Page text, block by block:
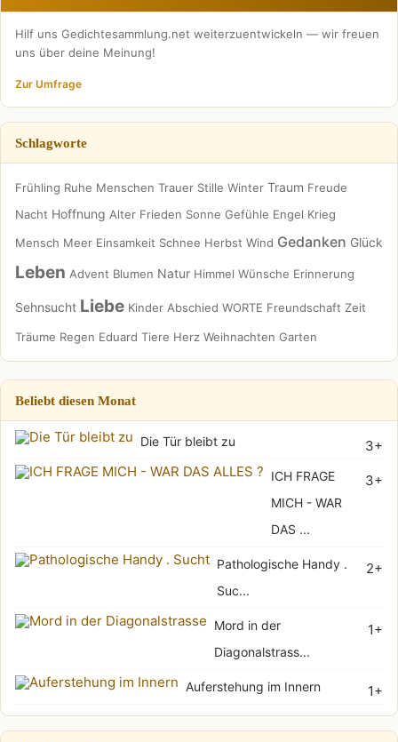
Hilf uns Gedichtesammlung.net weiterzuentwickeln — wir freuen
uns über deine Meinung!
Zur Umfrage
Schlagworte
Frühling Ruhe Menschen Trauer Stille Winter Traum Freude
Nacht Hoffnung Alter Frieden Sonne Gefühle Engel Krieg
Mensch Meer Einsamkeit Schnee Herbst Wind Gedanken Glück
Leben Advent Blumen Natur Himmel Wünsche Erinnerung
Sehnsucht Liebe Kinder Abschied WORTE Freundschaft Zeit
Träume Regen Eduard Tiere Herz Weihnachten Garten
Beliebt diesen Monat
3+
Die Tür bleibt zu
3+
ICH FRAGE
MICH - WAR
DAS ...
2+
Pathologische Handy .
Suc...
1+
Mord in der
Diagonalstrass...
1+
Auferstehung im Innern